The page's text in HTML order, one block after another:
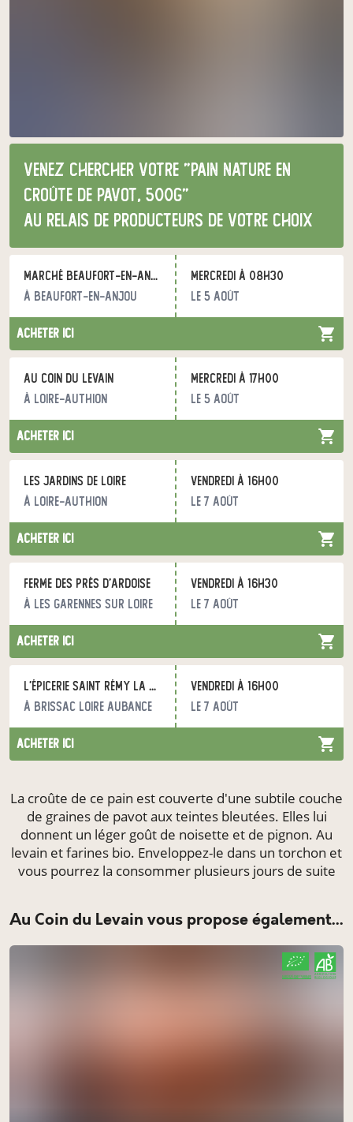
Venez chercher votre "pain nature en
croûte de pavot, 500g"
au relais de producteurs de votre choix
Marché Beaufort-en-Anjou
à Beaufort-en-Anjou
mercredi à 08h30
le 5 août
acheter ici
Au coin du Levain
à Loire-Authion
mercredi à 17h00
le 5 août
acheter ici
Les jardins de Loire
à Loire-Authion
vendredi à 16h00
le 7 août
acheter ici
Ferme des prés d’ardoise
à Les Garennes sur Loire
vendredi à 16h30
le 7 août
acheter ici
L’épicerie Saint Rémy la varenne
à Brissac Loire Aubance
vendredi à 16h00
le 7 août
acheter ici
La croûte de ce pain est couverte d'une subtile couche
de graines de pavot aux teintes bleutées. Elles lui
donnent un léger goût de noisette et de pignon. Au
levain et farines bio. Enveloppez-le dans un torchon et
vous pourrez la consommer plusieurs jours de suite
Au Coin du Levain vous propose également...
CERTIFIÉ PAR FR-BIO-09
AGRICULTURE FRANCE